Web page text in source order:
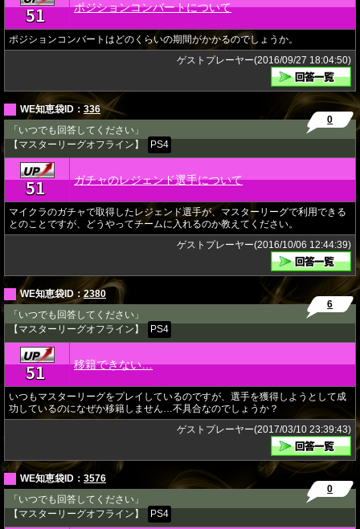
★51 ポジションコンバートについて
ポジションコンバートはどのくらいの期間がかかるのでしょうか。
ゲストプレーヤー(2016/09/27 18:04:50)
WE知恵袋ID： 336
「いつでも回答してください」
【マスターリーグオフライン】
PS4
0
★51 ガチャのレジェンド選手について
マイクラのガチャで取得したレジェンド選手が、マスターリーグで利用できる
とのことですが、どうやってチームに入れるのか教えてください。
ゲストプレーヤー(2016/10/06 12:44:39)
WE知恵袋ID：2380
「いつでも回答してください」
【マスターリーグオフライン】
PS4
6
★51 移籍できない…
いつもマスターリーグをプレイしているのですが、選手を獲得しようとして成
功しているのになぜか移籍しません…不具合なのでしょうか？
ゲストプレーヤー(2017/03/10 23:39:43)
WE知恵袋ID： 3576
「いつでも回答してください」
【マスターリーグオフライン】
PS4
0